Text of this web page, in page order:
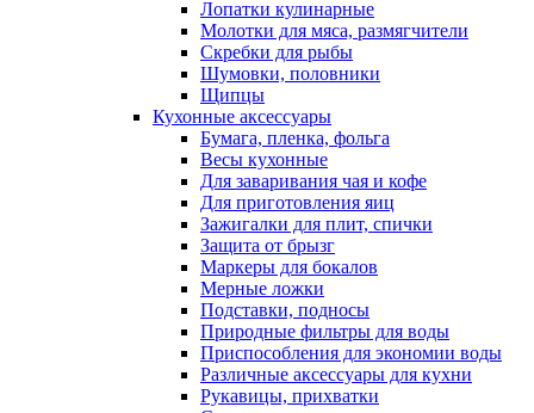
Лопатки кулинарные
Молотки для мяса, размягчители
Скребки для рыбы
Шумовки, половники
Щипцы
Кухонные аксессуары
Бумага, пленка, фольга
Весы кухонные
Для заваривания чая и кофе
Для приготовления яиц
Зажигалки для плит, спички
Защита от брызг
Маркеры для бокалов
Мерные ложки
Подставки, подносы
Природные фильтры для воды
Приспособления для экономии воды
Различные аксессуары для кухни
Рукавицы, прихватки